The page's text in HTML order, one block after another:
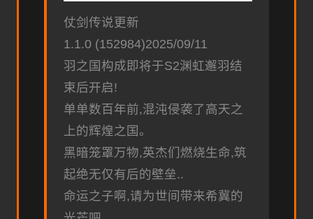
仗剑传说更新
1.1.0 (152984)2025/09/11
羽之国构成即将于S2渊虹邂羽结
束后开启!
单单数百年前,混沌侵袭了高天之
上的辉煌之国。
黑暗笼罩万物,英杰们燃烧生命,筑
起绝无仅有后的壁垒..
命运之子啊,请为世间带来希冀的